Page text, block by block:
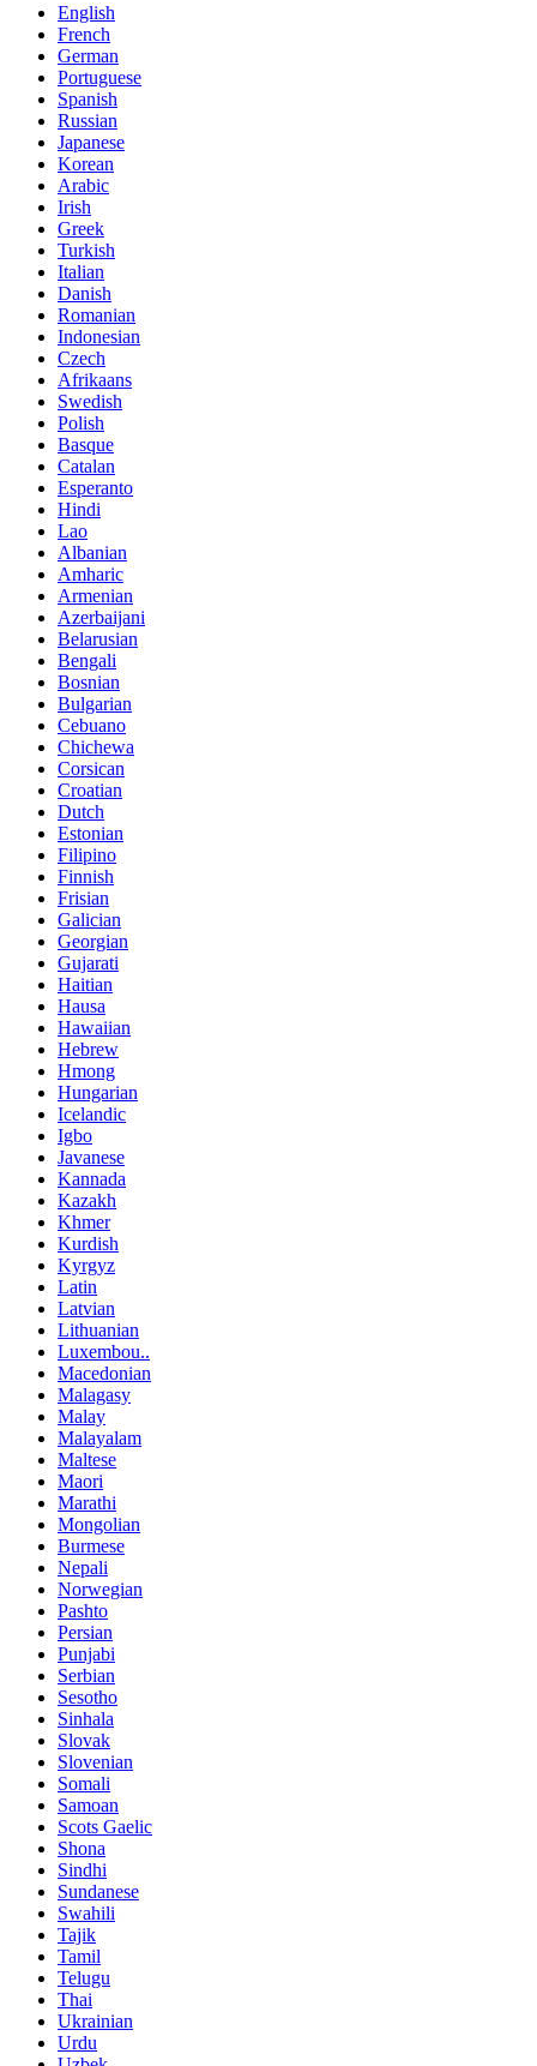
English
French
German
Portuguese
Spanish
Russian
Japanese
Korean
Arabic
Irish
Greek
Turkish
Italian
Danish
Romanian
Indonesian
Czech
Afrikaans
Swedish
Polish
Basque
Catalan
Esperanto
Hindi
Lao
Albanian
Amharic
Armenian
Azerbaijani
Belarusian
Bengali
Bosnian
Bulgarian
Cebuano
Chichewa
Corsican
Croatian
Dutch
Estonian
Filipino
Finnish
Frisian
Galician
Georgian
Gujarati
Haitian
Hausa
Hawaiian
Hebrew
Hmong
Hungarian
Icelandic
Igbo
Javanese
Kannada
Kazakh
Khmer
Kurdish
Kyrgyz
Latin
Latvian
Lithuanian
Luxembou..
Macedonian
Malagasy
Malay
Malayalam
Maltese
Maori
Marathi
Mongolian
Burmese
Nepali
Norwegian
Pashto
Persian
Punjabi
Serbian
Sesotho
Sinhala
Slovak
Slovenian
Somali
Samoan
Scots Gaelic
Shona
Sindhi
Sundanese
Swahili
Tajik
Tamil
Telugu
Thai
Ukrainian
Urdu